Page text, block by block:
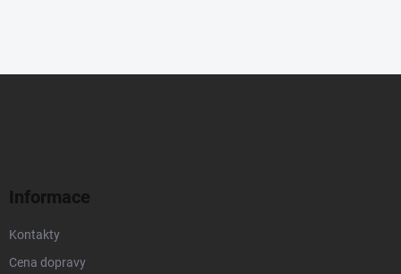
Informace
Kontakty
Cena dopravy